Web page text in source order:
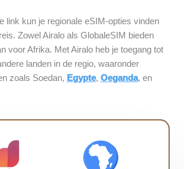
link kun je regionale eSIM-opties vinden
Zowel Airalo als GlobaleSIM bieden
voor Afrika. Met Airalo heb je toegang tot
landen in de regio, waaronder
zoals Soedan, Egypte, Oeganda, en